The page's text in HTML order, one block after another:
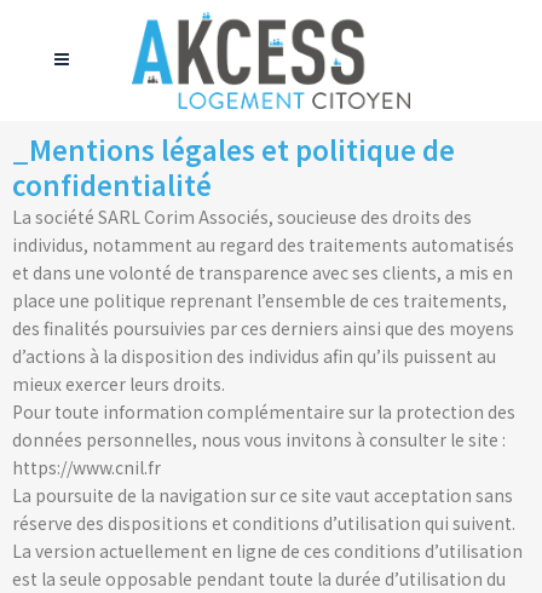
_Mentions légales et politique de
confidentialité
La société SARL Corim Associés, soucieuse des droits des
individus, notamment au regard des traitements automatisés
et dans une volonté de transparence avec ses clients, a mis en
place une politique reprenant l’ensemble de ces traitements,
des finalités poursuivies par ces derniers ainsi que des moyens
d’actions à la disposition des individus afin qu’ils puissent au
mieux exercer leurs droits.
Pour toute information complémentaire sur la protection des
données personnelles, nous vous invitons à consulter le site :
https://www.cnil.fr
La poursuite de la navigation sur ce site vaut acceptation sans
réserve des dispositions et conditions d’utilisation qui suivent.
La version actuellement en ligne de ces conditions d’utilisation
est la seule opposable pendant toute la durée d’utilisation du